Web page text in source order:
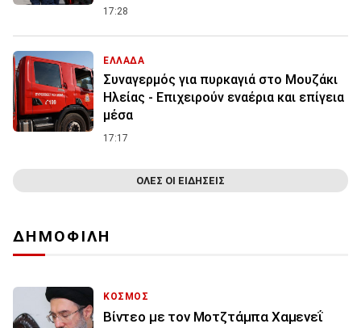
17:28
ΕΛΛΑΔΑ
Συναγερμός για πυρκαγιά στο Μουζάκι
Ηλείας - Επιχειρούν εναέρια και επίγεια
μέσα
17:17
ΟΛΕΣ ΟΙ ΕΙΔΗΣΕΙΣ
ΔΗΜΟΦΙΛΗ
ΚΟΣΜΟΣ
Βίντεο με τον Μοτζτάμπα Χαμενεΐ